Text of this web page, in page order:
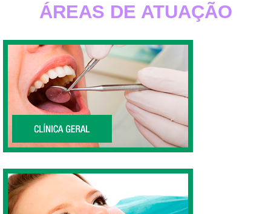
ÁREAS DE ATUAÇÃO